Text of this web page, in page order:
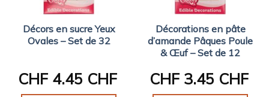
Décors en sucre Yeux
Ovales – Set de 32
CHF4.45 CHF
Décorations en pâte
d’amande Pâques Poule
& Œuf – Set de 12
CHF3.45 CHF